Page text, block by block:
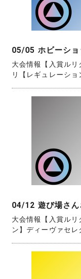
05/05 ホビーシ
大会情報【入賞ル
リ【レギュレーシ
04/12 遊び場さん
大会情報【入賞ルリ
ン】ディーヴァセ